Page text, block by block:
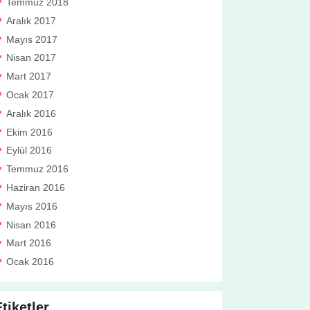
Aralık 2017
Mayıs 2017
Nisan 2017
Mart 2017
Ocak 2017
Aralık 2016
Ekim 2016
Eylül 2016
Temmuz 2016
Haziran 2016
Mayıs 2016
Nisan 2016
Mart 2016
Ocak 2016